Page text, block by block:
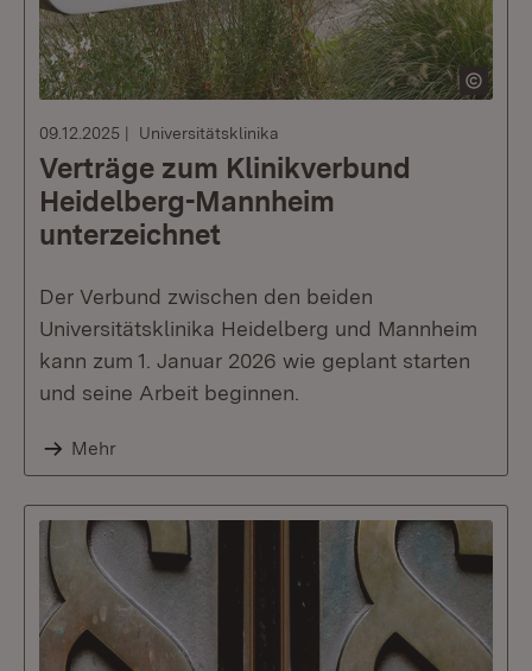
09.12.2025 Universitätsklinika
Verträge zum Klinikverbund
Heidelberg-Mannheim
unterzeichnet
Der Verbund zwischen den beiden
Universitätsklinika Heidelberg und Mannheim
kann zum 1. Januar 2026 wie geplant starten
und seine Arbeit beginnen.
Mehr